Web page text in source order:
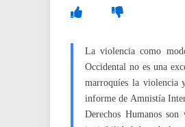
La violencia como
Occidental no es una
marroquíes la violencia
informe de Amnistía
Derechos Humanos